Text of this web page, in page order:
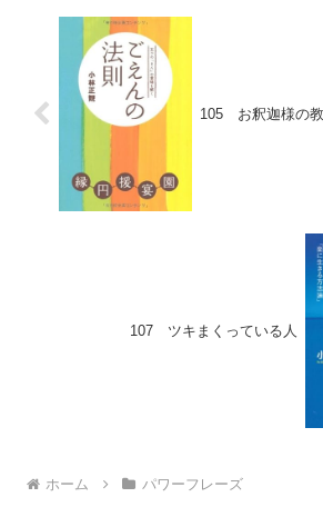
105 お釈迦様の
107 ツキまくっている人
ホーム パワーフレーズ